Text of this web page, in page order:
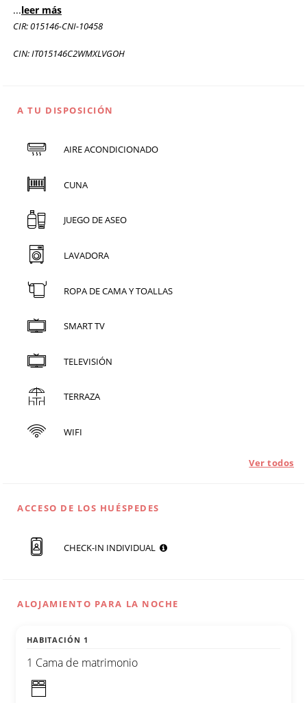
...leer más
CIR: 015146-CNI-10458
CIN: IT015146C2WMXLVGOH
A TU DISPOSICIÓN
AIRE ACONDICIONADO
CUNA
JUEGO DE ASEO
LAVADORA
ROPA DE CAMA Y TOALLAS
SMART TV
TELEVISIÓN
TERRAZA
WIFI
Ver todos
ACCESO DE LOS HUÉSPEDES
CHECK-IN INDIVIDUAL
ALOJAMIENTO PARA LA NOCHE
HABITACIÓN 1
1 Cama de matrimonio